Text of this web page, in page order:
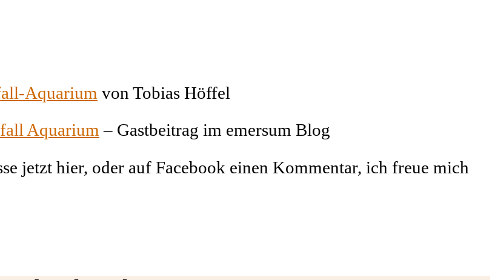
Aquarium von Tobias Höffel
Aquarium – Gastbeitrag im emersum Blog
jetzt hier, oder auf Facebook einen Kommentar, ich freue mich